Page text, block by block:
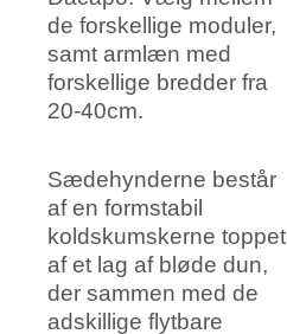
de forskellige moduler,
samt armlæn med
forskellige bredder fra
20-40cm.
Sædehynderne består
af en formstabil
koldskumskerne toppet
af et lag af bløde dun,
der sammen med de
adskillige flytbare